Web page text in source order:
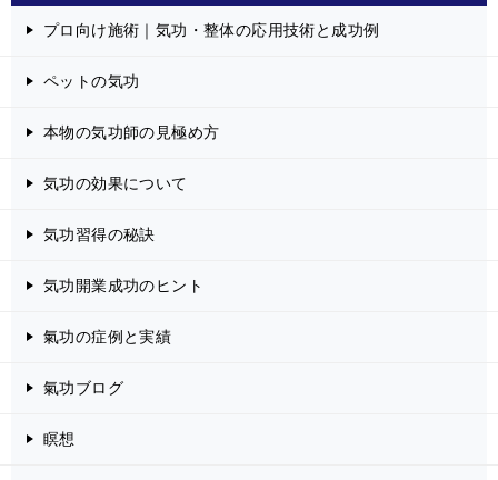
プロ向け施術｜気功・整体の応用技術と成功例
ペットの気功
本物の気功師の見極め方
気功の効果について
気功習得の秘訣
気功開業成功のヒント
氣功の症例と実績
氣功ブログ
瞑想